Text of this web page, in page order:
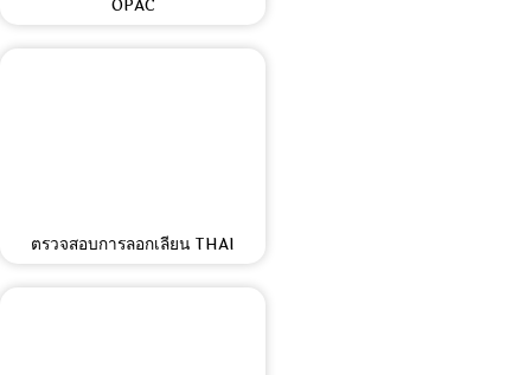
OPAC
ตรวจสอบการลอกเลียน THAI